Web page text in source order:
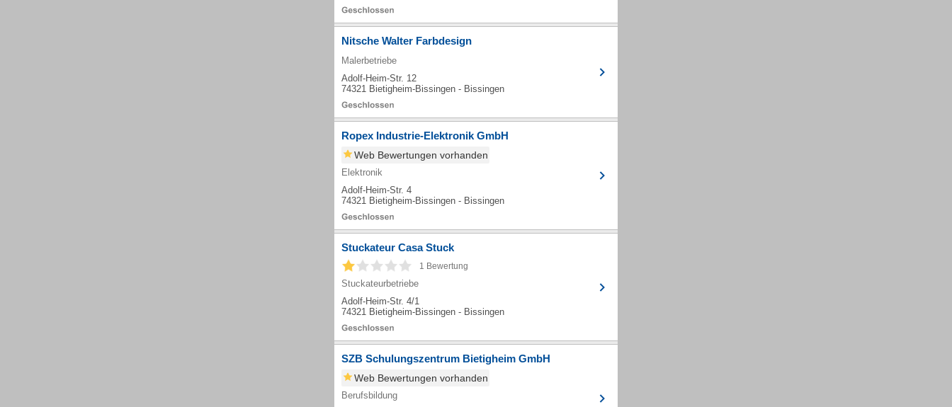
Nitsche Walter Farbdesign
Malerbetriebe
Adolf-Heim-Str. 12
74321 Bietigheim-Bissingen - Bissingen
Ropex Industrie-Elektronik GmbH
Web Bewertungen vorhanden
Elektronik
Adolf-Heim-Str. 4
74321 Bietigheim-Bissingen - Bissingen
Stuckateur Casa Stuck
1 Bewertung
Stuckateurbetriebe
Adolf-Heim-Str. 4/1
74321 Bietigheim-Bissingen - Bissingen
SZB Schulungszentrum Bietigheim GmbH
Web Bewertungen vorhanden
Berufsbildung